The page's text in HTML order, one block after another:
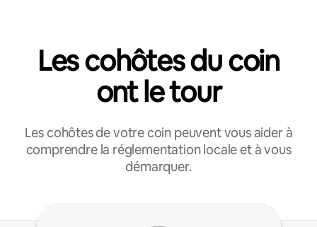
Les cohôtes du coin
ont le tour
Les cohôtes de votre coin peuvent vous aider à
comprendre la réglementation locale et à vous
démarquer.